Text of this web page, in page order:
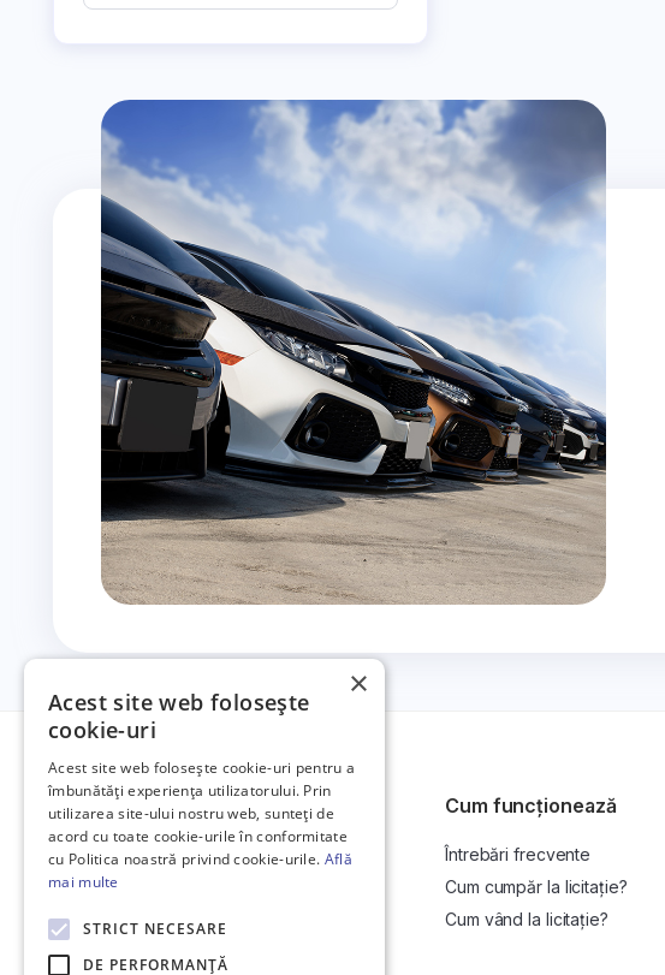
Platformă de anunțuri auto și licitații
auto online.
Cum funcționează
Întrebări frecvente
Cum cumpăr la licitație?
Cum vând la licitație?
×
Acest site web folosește
cookie-uri
Acest site web folosește cookie-uri pentru a
îmbunătăți experiența utilizatorului. Prin
utilizarea site-ului nostru web, sunteți de
acord cu toate cookie-urile în conformitate
cu Politica noastră privind cookie-urile. Află
mai multe
STRICT NECESARE
DE PERFORMANȚĂ